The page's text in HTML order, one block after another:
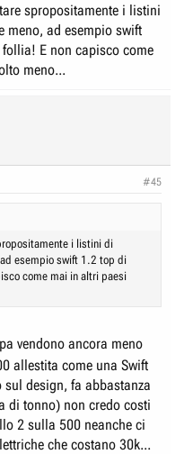
spropositamente i listini
meno, ad esempio swift
E non capisco come
meno...
#45
i listini di
esempio swift 1.2 top di
come mai in altri paesi
vendono ancora meno
allestita come una Swift
design, fa abbastanza
di tonno) non credo costi
2 sulla 500 neanche ci
che costano 30k...